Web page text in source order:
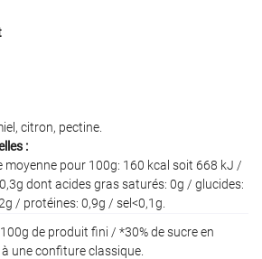
Vous pouvez vous désinscrire à tout moment en
.
citron, pectine.
:
moyenne pour 100g: 160 kcal soit 668 kJ /
dont acides gras saturés: 0g / glucides:
/ protéines: 0,9g / sel<0,1g.
de produit fini / *30% de sucre en
une confiture classique.